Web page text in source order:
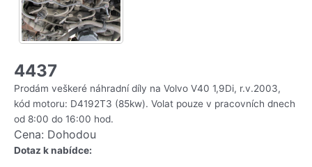
4437
Prodám veškeré náhradní díly na Volvo V40 1,9Di, r.v.2003,
kód motoru: D4192T3 (85kw). Volat pouze v pracovních dnech
od 8:00 do 16:00 hod.
Cena: Dohodou
Dotaz k nabídce: